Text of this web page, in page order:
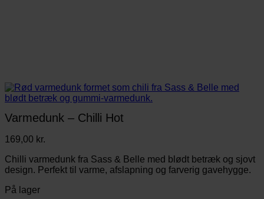
Varmedunk – Chilli Hot
169,00 kr.
Chilli varmedunk fra Sass & Belle med blødt betræk og sjovt
design. Perfekt til varme, afslapning og farverig gavehygge.
På lager